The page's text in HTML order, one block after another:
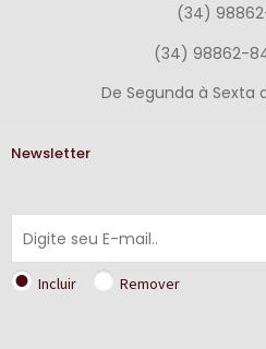
(34)
(34) 98862-
De Segunda à Sexta
Newsletter
Incluir Remover